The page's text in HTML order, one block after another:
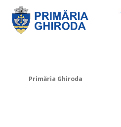
Primăria Ghiroda